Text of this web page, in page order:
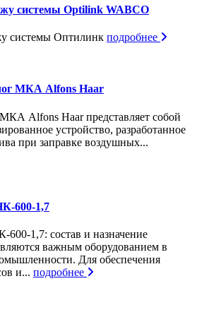
системы Optilink WABCO
системы Оптилинк подробнее
МКА Alfons Haar
Alfons Haar представляет собой
устройство, разработанное
при заправке воздушных...
600-1,7
600-1,7: состав и назначение
важным оборудованием в
Для обеспечения
и... подробнее